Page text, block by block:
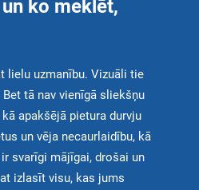
ko meklēt,
lielu uzmanību. Vizuāli tie
tā nav vienīgā sliekšņu
apakšējā pietura durvju
un vēja necaurlaidību, kā
svarīgi mājīgai, drošai un
izlasīt visu, kas jums